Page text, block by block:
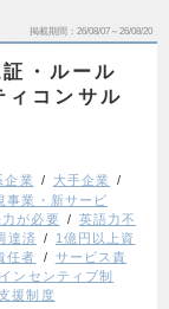
掲載期間 26/08/07～26/08/20
・ルール
ィコンサル
企業
大手企業
事業・新サービ
が必要
英語力不
達済
1億円以上資
任者
サービス責
インセンティブ制
援制度